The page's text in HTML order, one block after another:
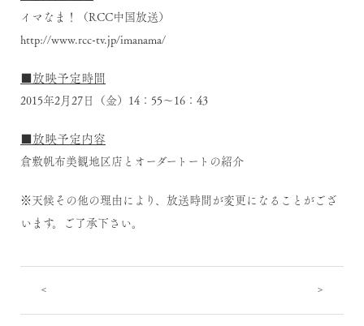
イマなま！（RCC中国放送）
http://www.rcc-tv.jp/imanama/
■放映予定時間
2015年2月27日（金）14：55～16：43
■放映予定内容
倉敷帆布美観地区店とオーダートートの紹介
※天候その他の理由により、放送時間が変更になることがござ
います。ご了承下さい。
< >